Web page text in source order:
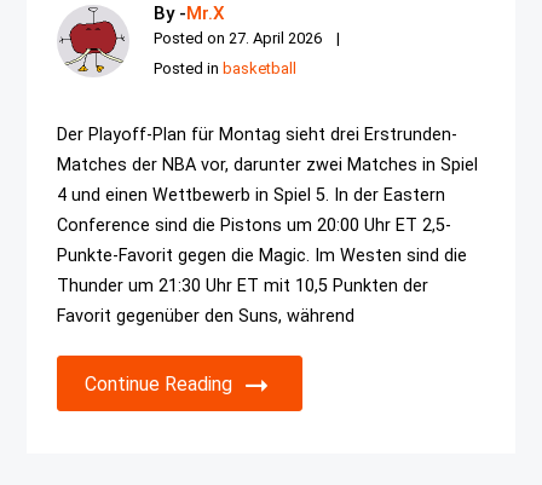
By -Mr.X
Posted on 27. April 2026
Posted in basketball
Der Playoff-Plan für Montag sieht drei Erstrunden-
Matches der NBA vor, darunter zwei Matches in Spiel
4 und einen Wettbewerb in Spiel 5. In der Eastern
Conference sind die Pistons um 20:00 Uhr ET 2,5-
Punkte-Favorit gegen die Magic. Im Westen sind die
Thunder um 21:30 Uhr ET mit 10,5 Punkten der
Favorit gegenüber den Suns, während
Continue Reading